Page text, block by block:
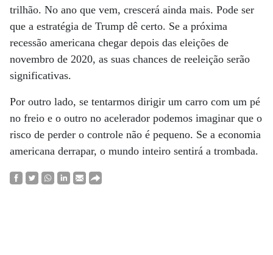
trilhão. No ano que vem, crescerá ainda mais. Pode ser
que a estratégia de Trump dê certo. Se a próxima
recessão americana chegar depois das eleições de
novembro de 2020, as suas chances de reeleição serão
significativas.
Por outro lado, se tentarmos dirigir um carro com um pé
no freio e o outro no acelerador podemos imaginar que o
risco de perder o controle não é pequeno. Se a economia
americana derrapar, o mundo inteiro sentirá a trombada.